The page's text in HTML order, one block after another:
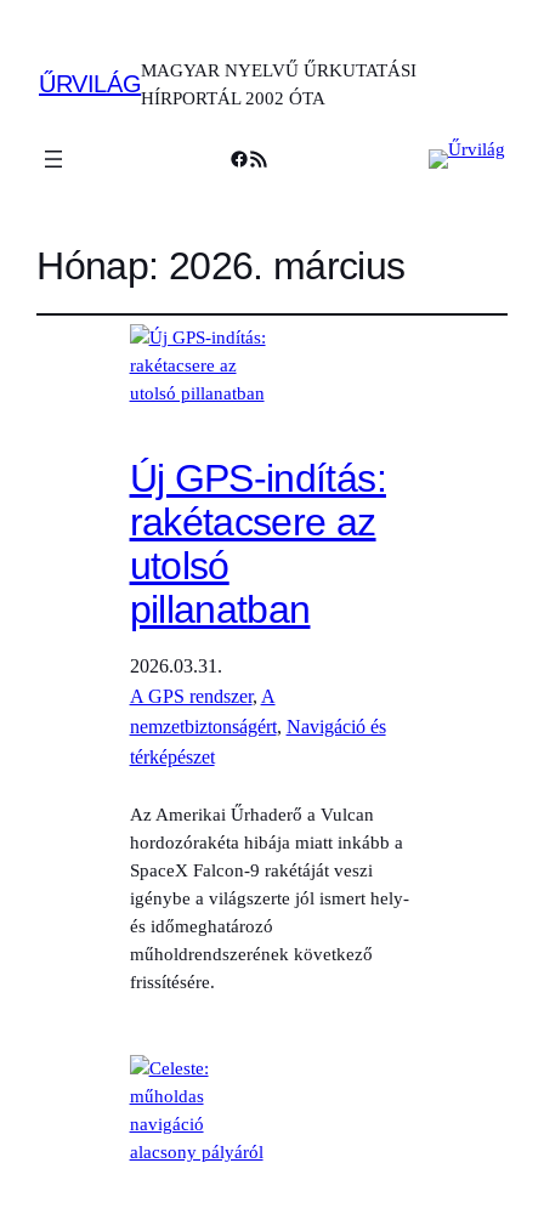
ŰRVILÁG
MAGYAR NYELVŰ ŰRKUTATÁSI
HÍRPORTÁL 2002 ÓTA
Facebook
RSS Feed
Hónap: 2026. március
Új GPS-indítás:
rakétacsere az
utolsó
pillanatban
2026.03.31.
A GPS rendszer, A
nemzetbiztonságért, Navigáció és
térképészet
Az Amerikai Űrhaderő a Vulcan
hordozórakéta hibája miatt inkább a
SpaceX Falcon-9 rakétáját veszi
igénybe a világszerte jól ismert hely-
és időmeghatározó
műholdrendszerének következő
frissítésére.